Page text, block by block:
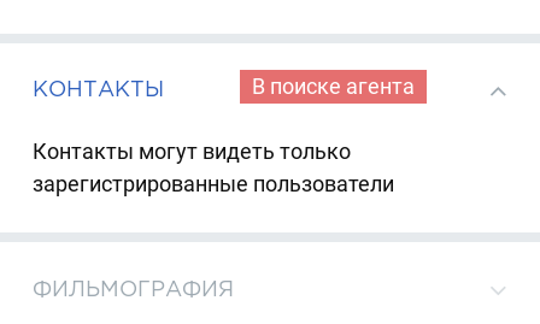
КОНТАКТЫ В поиске агента
Контакты могут видеть только
зарегистрированные пользователи
ФИЛЬМОГРАФИЯ